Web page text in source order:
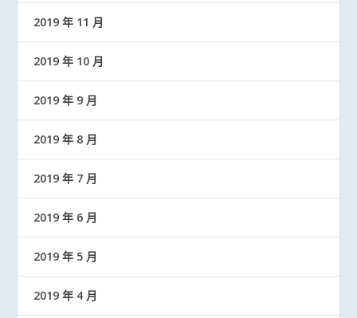
2019 年 11 月
2019 年 10 月
2019 年 9 月
2019 年 8 月
2019 年 7 月
2019 年 6 月
2019 年 5 月
2019 年 4 月